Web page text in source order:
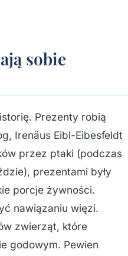
sobie
Prezenty robią
Irenäus Eibl-Eibesfeldt
przez ptaki (podczas
prezentami były
porcje żywności.
nawiązaniu więzi.
zwierząt, które
godowym. Pewien